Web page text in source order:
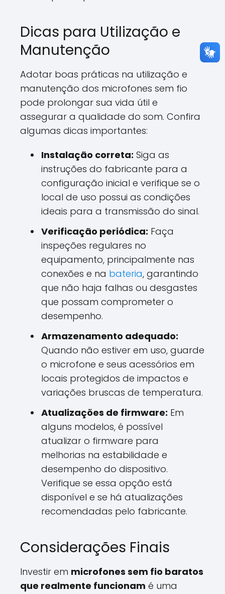
Dicas para Utilização e
Manutenção
Adotar boas práticas na utilização e
manutenção dos microfones sem fio
pode prolongar sua vida útil e
assegurar a qualidade do som. Confira
algumas dicas importantes:
Instalação correta: Siga as
instruções do fabricante para a
configuração inicial e verifique se o
local de uso possui as condições
ideais para a transmissão do sinal.
Verificação periódica: Faça
inspeções regulares no
equipamento, principalmente nas
conexões e na bateria, garantindo
que não haja falhas ou desgastes
que possam comprometer o
desempenho.
Armazenamento adequado:
Quando não estiver em uso, guarde
o microfone e seus acessórios em
locais protegidos de impactos e
variações bruscas de temperatura.
Atualizações de firmware: Em
alguns modelos, é possível
atualizar o firmware para
melhorias na estabilidade e
desempenho do dispositivo.
Verifique se essa opção está
disponível e se há atualizações
recomendadas pelo fabricante.
Considerações Finais
Investir em microfones sem fio baratos
que realmente funcionam é uma